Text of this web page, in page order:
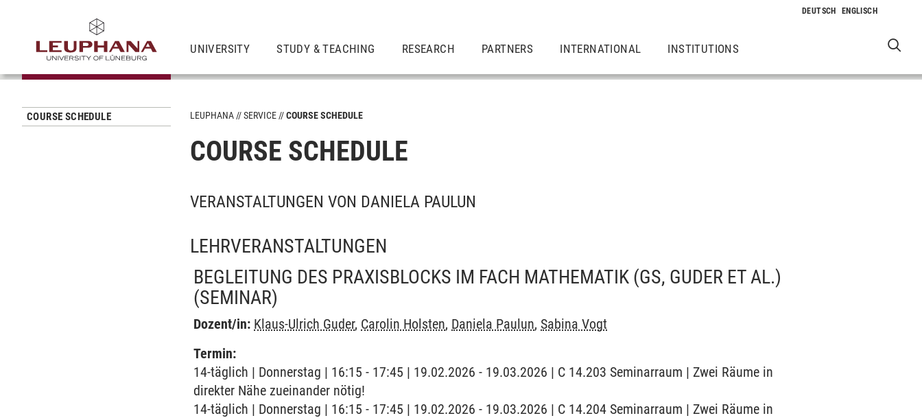
UNIVERSITY STUDY & TEACHING RESEARCH PARTNERS INTERNATIONAL INSTITUTIONS
COURSE SCHEDULE LEUPHANA SERVICE COURSE SCHEDULE
COURSE SCHEDULE
VERANSTALTUNGEN VON DANIELA PAULUN
LEHRVERANSTALTUNGEN
BEGLEITUNG DES PRAXISBLOCKS IM FACH MATHEMATIK (GS, GUDER ET AL.)
(SEMINAR)
Dozent/in: Klaus-Ulrich Guder, Carolin Holsten, Daniela Paulun, Sabina Vogt
Termin:
14-täglich | Donnerstag | 16:15 - 17:45 | 19.02.2026 - 19.03.2026 | C 14.203 Seminarraum | Zwei Räume in
direkter Nähe zueinander nötig!
14-täglich | Donnerstag | 16:15 - 17:45 | 19.02.2026 - 19.03.2026 | C 14.204 Seminarraum | Zwei Räume in